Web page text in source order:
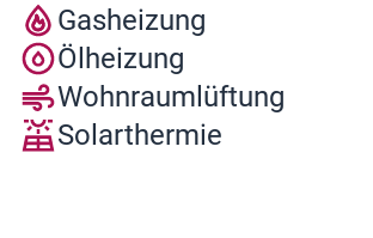
Gasheizung
Ölheizung
Wohnraumlüftung
Solarthermie